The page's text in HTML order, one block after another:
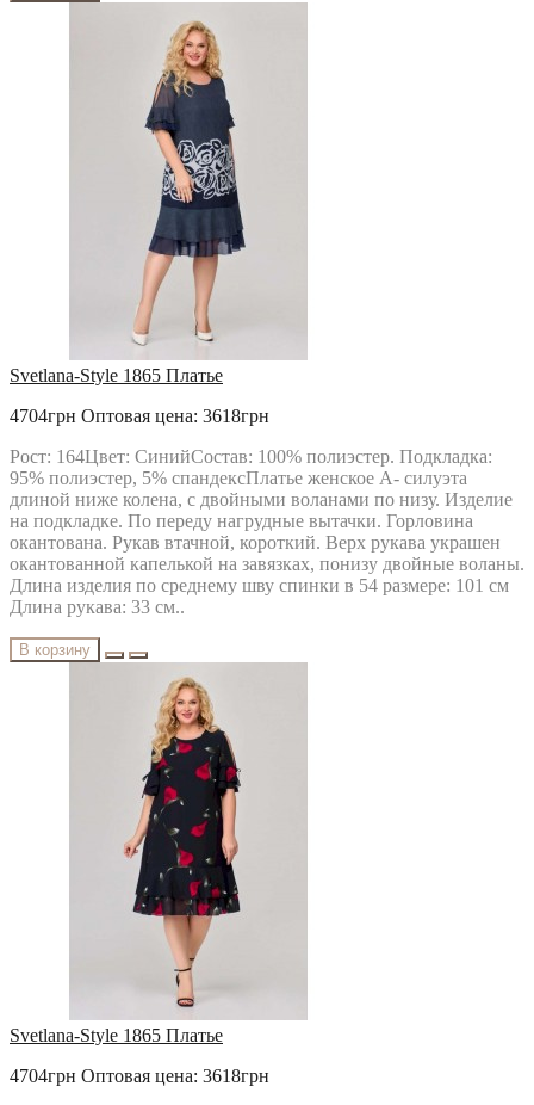
Svetlana-Style 1865 Платье
4704грн Оптовая цена: 3618грн
Рост: 164Цвет: СинийСостав: 100% полиэстер. Подкладка:
95% полиэстер, 5% спандексПлатье женское А- силуэта
длиной ниже колена, с двойными воланами по низу. Изделие
на подкладке. По переду нагрудные вытачки. Горловина
окантована. Рукав втачной, короткий. Верх рукава украшен
окантованной капелькой на завязках, понизу двойные воланы.
Длина изделия по среднему шву спинки в 54 размере: 101 см
Длина рукава: 33 см..
В корзину
Svetlana-Style 1865 Платье
4704грн Оптовая цена: 3618грн